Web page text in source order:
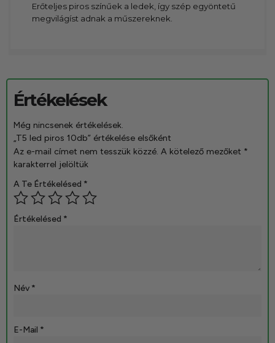
Erőteljes piros színűek a ledek, így szép egyöntetű
megvilágíst adnak a műszereknek.
Értékelések
Még nincsenek értékelések.
„T5 led piros 10db” értékelése elsőként
Az e-mail címet nem tesszük közzé. A kötelező mezőket *
karakterrel jelöltük
A Te Értékelésed *
Értékelésed *
Név *
E-Mail *